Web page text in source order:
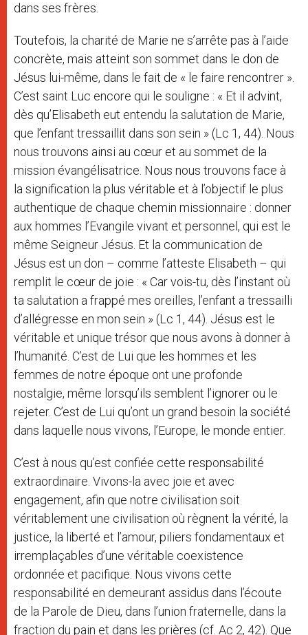
dans ses frères.
Toutefois, la charité de Marie ne s’arrête pas à l’aide
concrète, mais atteint son sommet dans le don de
Jésus lui-même, dans le fait de « le faire rencontrer ».
C’est saint Luc encore qui le souligne : « Et il advint,
dès qu’Elisabeth eut entendu la salutation de Marie,
que l’enfant tressaillit dans son sein » (Lc 1, 44). Nous
nous trouvons ainsi au cœur et au sommet de la
mission évangélisatrice. Nous nous trouvons face à
la signification la plus véritable et à l’objectif le plus
authentique de chaque chemin missionnaire : donner
aux hommes l’Evangile vivant et personnel, qui est le
même Seigneur Jésus. Et la communication de
Jésus est un don – comme l’atteste Elisabeth – qui
remplit le cœur de joie : « Car vois-tu, dès l’instant où
ta salutation a frappé mes oreilles, l’enfant a tressailli
d’allégresse en mon sein » (Lc 1, 44). Jésus est le
véritable et unique trésor que nous avons à donner à
l’humanité. C’est de Lui que les hommes et les
femmes de notre époque ont une profonde
nostalgie, même lorsqu’ils semblent l’ignorer ou le
rejeter. C’est de Lui qu’ont un grand besoin la société
dans laquelle nous vivons, l’Europe, le monde entier.
C’est à nous qu’est confiée cette responsabilité
extraordinaire. Vivons-la avec joie et avec
engagement, afin que notre civilisation soit
véritablement une civilisation où règnent la vérité, la
justice, la liberté et l’amour, piliers fondamentaux et
irremplaçables d’une véritable coexistence
ordonnée et pacifique. Nous vivons cette
responsabilité en demeurant assidus dans l’écoute
de la Parole de Dieu, dans l’union fraternelle, dans la
fraction du pain et dans les prières (cf. Ac 2, 42). Que